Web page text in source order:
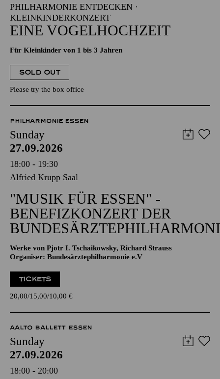
PHILHARMONIE ENTDECKEN ·
KLEINKINDERKONZERT
EINE VOGELHOCHZEIT
Für Kleinkinder von 1 bis 3 Jahren
SOLD OUT
Please try the box office
PHILHARMONIE ESSEN
Sunday
27.09.2026
18:00 - 19:30
Alfried Krupp Saal
"MUSIK FÜR ESSEN" -
BENEFIZKONZERT DER
Werke von Pjotr I. Tschaikowsky, Richard Strauss
Organiser: Bundesärztephilharmonie e.V
TICKETS
20,00 15,00 10,00 €
AALTO BALLETT ESSEN
Sunday
27.09.2026
18:00 - 20:00